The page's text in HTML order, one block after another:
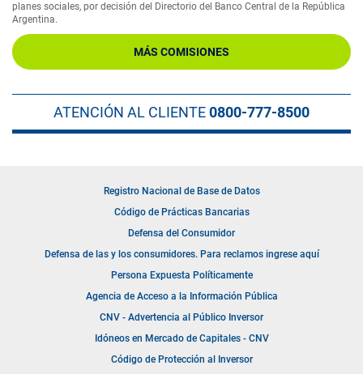
planes sociales, por decisión del Directorio del Banco Central de la República
Argentina.
MÁS COMISIONES
ATENCIÓN AL CLIENTE0800-777-8500
Registro Nacional de Base de Datos
Código de Prácticas Bancarias
Defensa del Consumidor
Defensa de las y los consumidores. Para reclamos ingrese aquí
Persona Expuesta Políticamente
Agencia de Acceso a la Información Pública
CNV - Advertencia al Público Inversor
Idóneos en Mercado de Capitales - CNV
Código de Protección al Inversor